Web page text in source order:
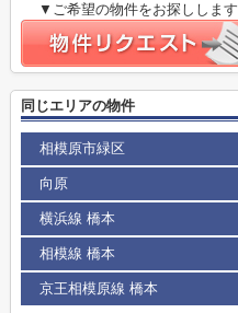
▼ご希望の物件をお探しします
同じエリアの物件
相模原市緑区
向原
横浜線 橋本
相模線 橋本
京王相模原線 橋本